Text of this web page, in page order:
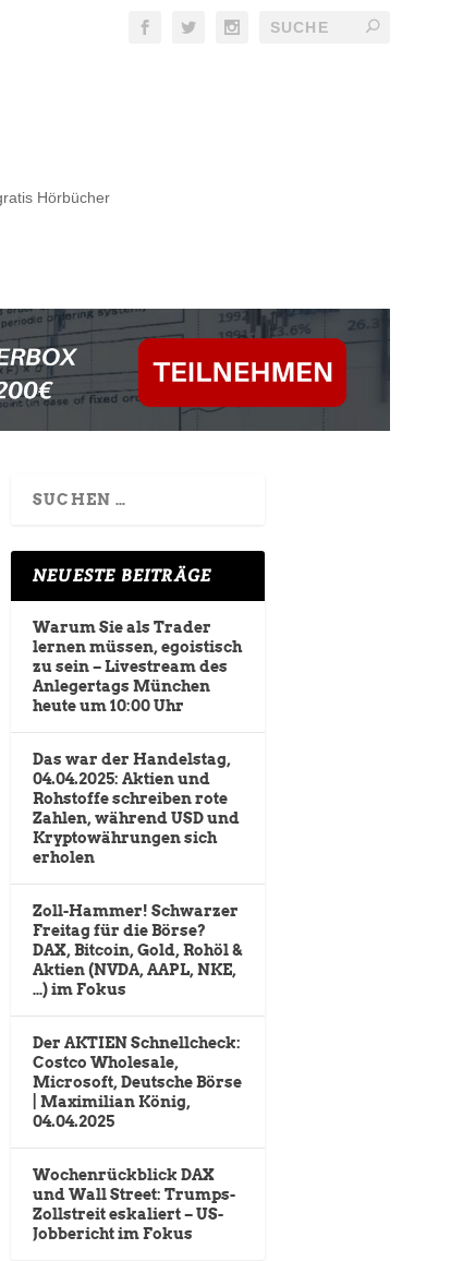
Hörbücher
NEUESTE BEITRÄGE
Warum Sie als Trader
lernen müssen, egoistisch
zu sein – Livestream des
Anlegertags München
heute um 10:00 Uhr
Das war der Handelstag,
04.04.2025: Aktien und
Rohstoffe schreiben rote
Zahlen, während USD und
Kryptowährungen sich
erholen
Zoll-Hammer! Schwarzer
Freitag für die Börse?
DAX, Bitcoin, Gold, Rohöl &
Aktien (NVDA, AAPL, NKE,
…) im Fokus
Der AKTIEN Schnellcheck:
Costco Wholesale,
Microsoft, Deutsche Börse
| Maximilian König,
04.04.2025
Wochenrückblick DAX
und Wall Street: Trumps-
Zollstreit eskaliert – US-
Jobbericht im Fokus